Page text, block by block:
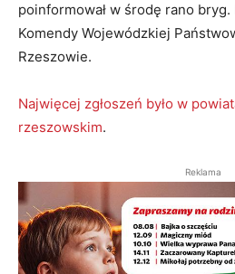
poinformował w środę rano
Komendy Wojewódzkiej
Rzeszowie.
Najwięcej zgłoszeń było w
rzeszowskim.
Reklama